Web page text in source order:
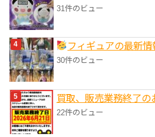
31件のビュー
フィギュアの最新情
30件のビュー
買取、販売業務終了の
22件のビュー